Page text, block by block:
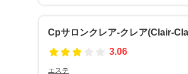
Cpサロンクレア‐クレア
3.06
エステ